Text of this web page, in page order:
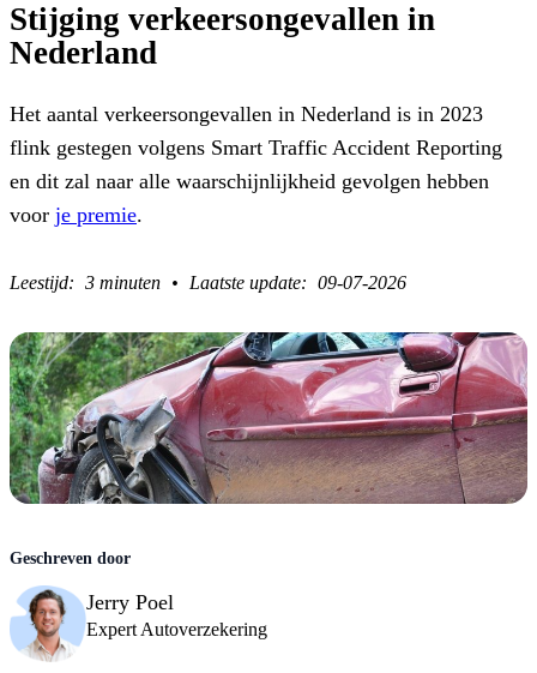
Stijging verkeersongevallen in
Nederland
Het aantal verkeersongevallen in Nederland is in 2023
flink gestegen volgens Smart Traffic Accident Reporting
en dit zal naar alle waarschijnlijkheid gevolgen hebben
voor je premie.
3 minuten 09-07-2026
Jerry Poel
Expert Autoverzekering